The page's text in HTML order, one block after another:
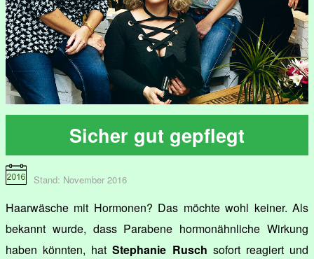
Sicher gut gepflegt
Stand: November 2016
Haarwäsche mit Hormonen? Das möchte wohl keiner. Als
bekannt wurde, dass Parabene hormonähnliche Wirkung
haben könnten, hatStephanie Rusch sofort reagiert und